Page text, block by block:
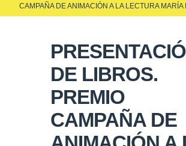
CAMPAÑA DE ANIMACIÓN A LA LECTURA MARÍA
DE LIBROS.
PREMIO
CAMPAÑA DE